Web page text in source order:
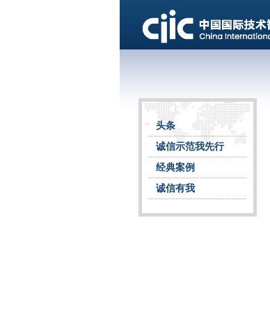
头条
诚信示范我先行
经典案例
诚信有我